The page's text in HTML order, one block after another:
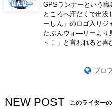
GPSランナーという
ところへ汗だくで出
ーしん」のロゴ入りジ
たぶんウォ―リーより
～！」と言われると喜
プロ
NEW POST このライター